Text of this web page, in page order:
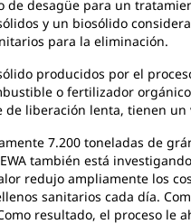
de desagüe para un
y un biosólido
para la eliminación.
producidos por el
o fertilizador
liberación lenta, tienen
7.200 toneladas de
también está
redujo ampliamente los
sanitarios cada día.
resultado, el proceso le